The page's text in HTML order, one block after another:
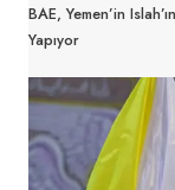
BAE, Yemen’in
Yapıyor